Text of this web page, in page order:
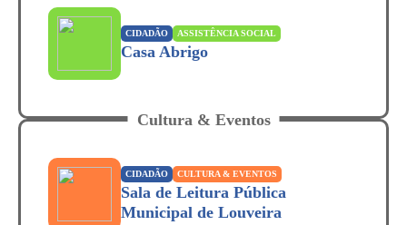
CIDADÃO ASSISTÊNCIA SOCIAL
Casa Abrigo
Cultura & Eventos
CIDADÃO CULTURA & EVENTOS
Sala de Leitura Pública
Municipal de Louveira